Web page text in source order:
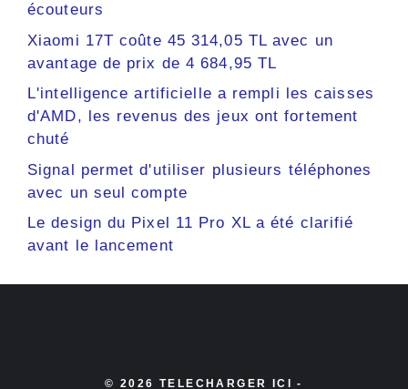
écouteurs
Xiaomi 17T coûte 45 314,05 TL avec un
avantage de prix de 4 684,95 TL
L'intelligence artificielle a rempli les caisses
d'AMD, les revenus des jeux ont fortement
chuté
Signal permet d'utiliser plusieurs téléphones
avec un seul compte
Le design du Pixel 11 Pro XL a été clarifié
avant le lancement
© 2026 TELECHARGER ICI -